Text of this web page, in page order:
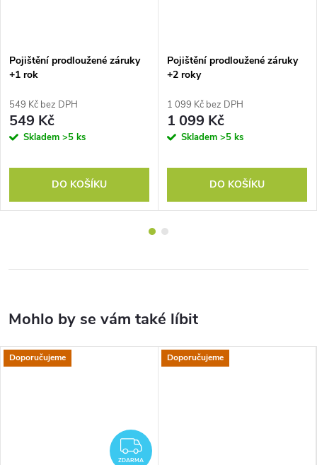
Pojištění prodloužené záruky
+1 rok
549 Kč bez DPH
549 Kč
Skladem >5 ks
DO KOŠÍKU
Pojištění prodloužené záruky
+2 roky
1 099 Kč bez DPH
1 099 Kč
Skladem >5 ks
DO KOŠÍKU
Doporučujeme
ZDARMA
ZDARMA
Doporučujeme